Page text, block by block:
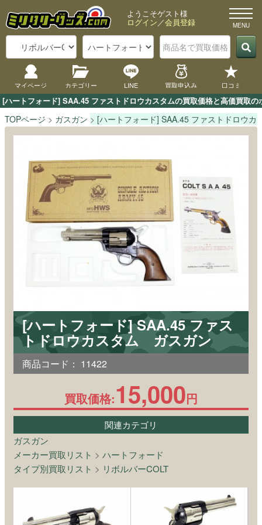
[ハートフォード] SAA.45 ファストドロウカスタムの買取価格と高価買取
ようこそゲスト様
ログイン／会員登録
マイページ カテゴリー LINE 買取申込み 口コミ
TOPページ ガスガン [ハートフォード] SAA.45 ファストドロウカ
[ハートフォード] SAA.45 ファス
トドロウカスタム ガスガン
商品コード： 11422
買取価格:15,000円
関連カテゴリ
ガスガン
メーカー買取リスト > ハートフォード
タイプ別買取リスト > リボルバーCOLT